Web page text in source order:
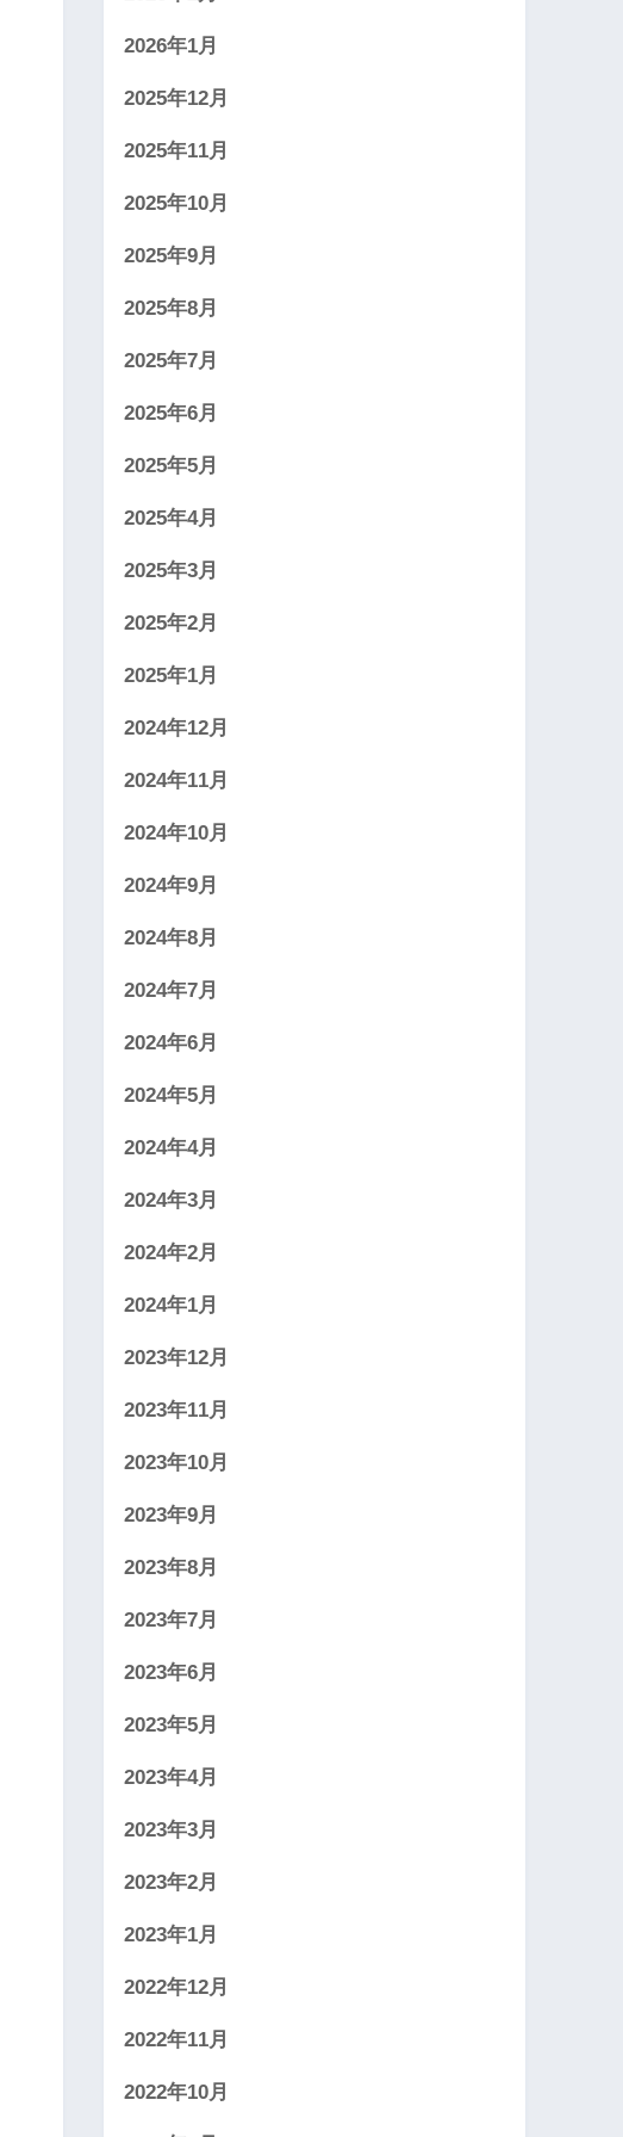
2026年1月
2025年12月
2025年11月
2025年10月
2025年9月
2025年8月
2025年7月
2025年6月
2025年5月
2025年4月
2025年3月
2025年2月
2025年1月
2024年12月
2024年11月
2024年10月
2024年9月
2024年8月
2024年7月
2024年6月
2024年5月
2024年4月
2024年3月
2024年2月
2024年1月
2023年12月
2023年11月
2023年10月
2023年9月
2023年8月
2023年7月
2023年6月
2023年5月
2023年4月
2023年3月
2023年2月
2023年1月
2022年12月
2022年11月
2022年10月